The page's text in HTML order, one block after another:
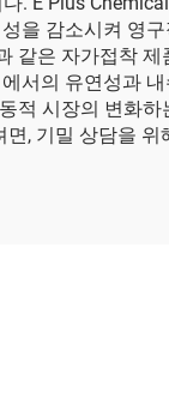
을 감소시켜 영
같은 자가접착
서의 유연성과
적 시장의 변화
, 기밀 상담을 위